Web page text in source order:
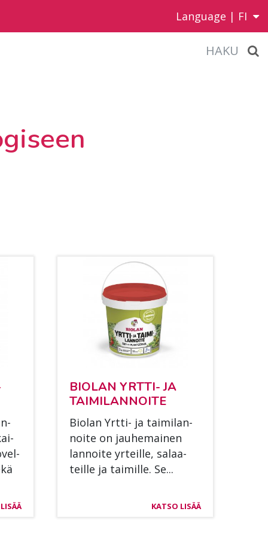
Language | FI
HAKU
BIO­LAN YRT­TI- JA
TAI­MI­LAN­NOI­TE
Bio­lan Yrt­ti- ja tai­mi­lan­
noi­te on jau­he­mai­nen
lan­noi­te yr­teil­le, sa­laa­
teil­le ja tai­mil­le. Se...
KATSO LISÄÄ